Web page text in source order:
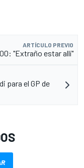
ARTÍCULO PREVIO
"Extraño estar allí"
para el GP de